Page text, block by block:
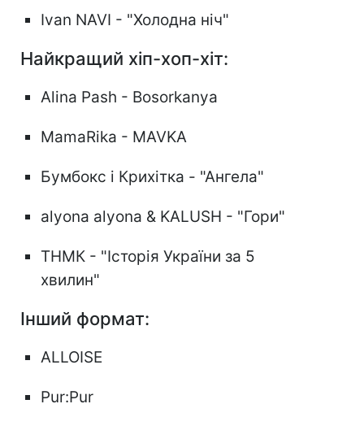
Ivan NAVI - "Холодна ніч"
Найкращий хіп-хоп-хіт:
Alina Pash - Bosorkanya
MamaRika - MAVKA
Бумбокс і Крихітка - "Ангела"
alyona alyona & KALUSH - "Гори"
ТНМК - "Історія України за 5
хвилин"
Інший формат:
ALLOISE
Pur:Pur